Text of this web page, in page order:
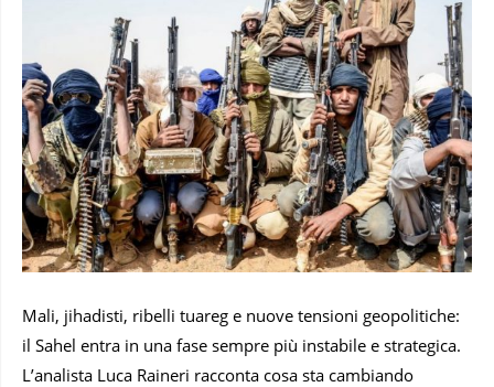
Mali, jihadisti, ribelli tuareg e nuove tensioni geopolitiche:
il Sahel entra in una fase sempre più instabile e strategica.
L’analista Luca Raineri racconta cosa sta cambiando